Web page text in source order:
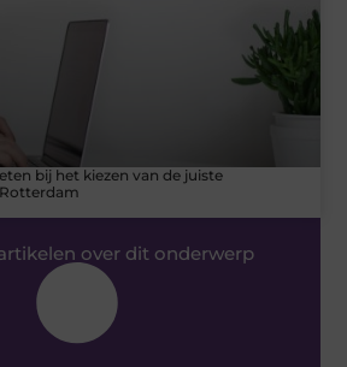
bij het kiezen van de juiste
over dit onderwerp